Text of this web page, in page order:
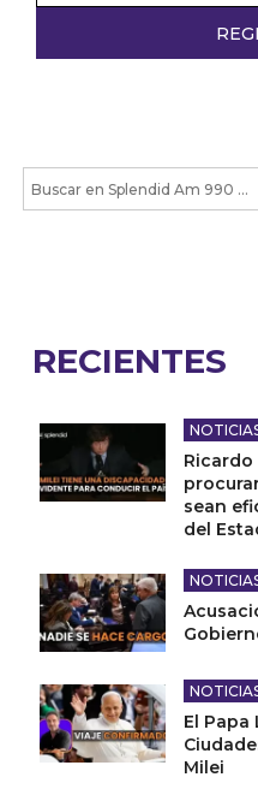
RECIENTES
Ricardo
sean
del
El Papa
Milei